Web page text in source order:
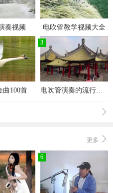
奏视频 电吹管教学视频大全
曲100首
3
电吹管演奏的流行歌曲
更多
6